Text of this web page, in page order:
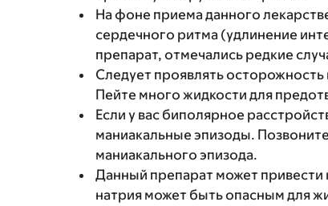
На фоне приема данного
сердечного ритма (удлинение
препарат, отмечались редкие
Следует проявлять
Пейте много жидкости для
Если у вас биполярное
маниакальные эпизоды.
маниакального эпизода.
Данный препарат может привести
натрия может быть опасным для